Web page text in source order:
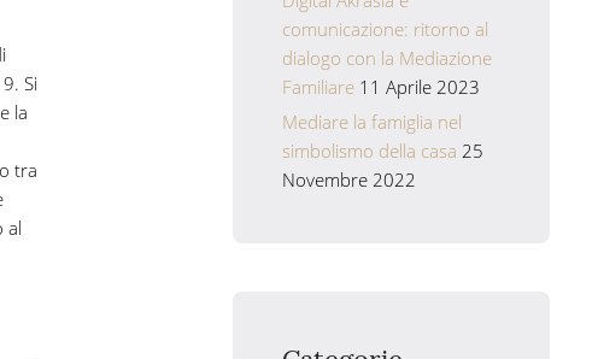
Si
la
tra
al
comunicazione: ritorno al
dialogo con la Mediazione
Familiare 11 Aprile 2023
Mediare la famiglia nel
simbolismo della casa 25
Novembre 2022